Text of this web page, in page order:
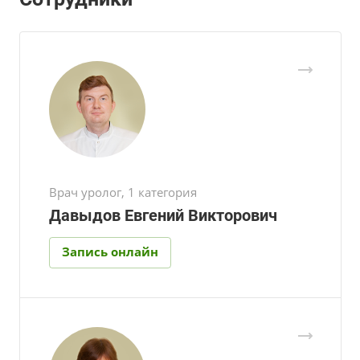
Врач уролог, 1 категория
Давыдов Евгений Викторович
Запись онлайн